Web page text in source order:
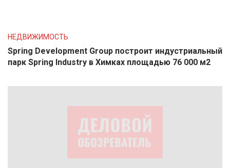
НЕДВИЖИМОСТЬ
Spring Development Group построит индустриальный
парк Spring Industry в Химках площадью 76 000 м2